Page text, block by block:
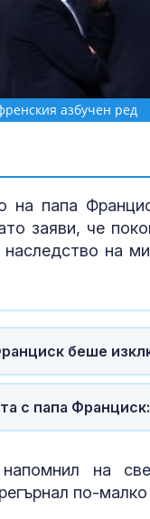
азбучен ред
на папа
заяви, че
на
беше
с папа
на
по-